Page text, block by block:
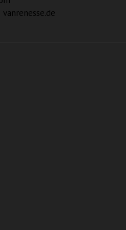
vanrenesse.de